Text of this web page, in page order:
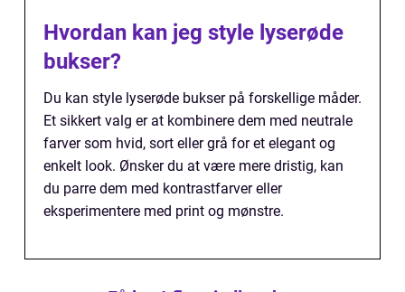
Hvordan kan jeg style lyserøde
bukser?
Du kan style lyserøde bukser på forskellige måder.
Et sikkert valg er at kombinere dem med neutrale
farver som hvid, sort eller grå for et elegant og
enkelt look. Ønsker du at være mere dristig, kan
du parre dem med kontrastfarver eller
eksperimentere med print og mønstre.